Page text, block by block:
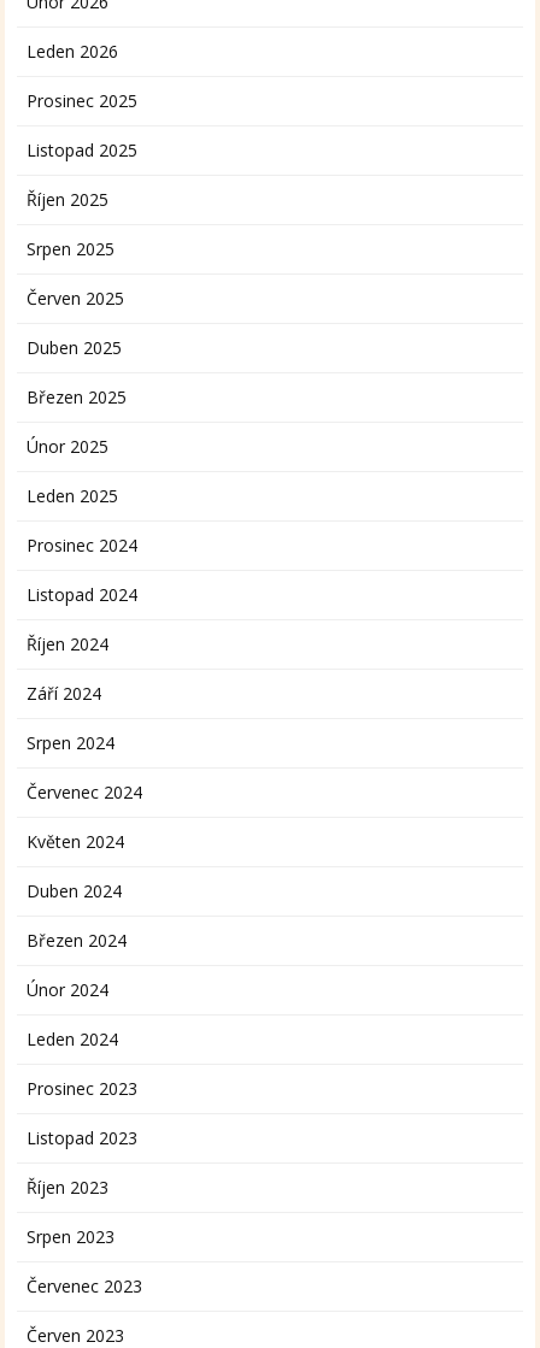
Leden 2026
Prosinec 2025
Listopad 2025
Říjen 2025
Srpen 2025
Červen 2025
Duben 2025
Březen 2025
Únor 2025
Leden 2025
Prosinec 2024
Listopad 2024
Říjen 2024
Září 2024
Srpen 2024
Červenec 2024
Květen 2024
Duben 2024
Březen 2024
Únor 2024
Leden 2024
Prosinec 2023
Listopad 2023
Říjen 2023
Srpen 2023
Červenec 2023
Červen 2023